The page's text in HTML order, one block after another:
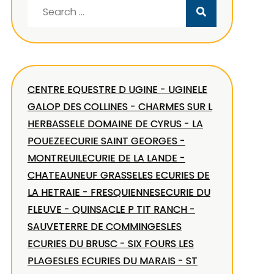
CENTRE EQUESTRE D UGINE - UGINELE
GALOP DES COLLINES - CHARMES SUR L
HERBASSELE DOMAINE DE CYRUS - LA
POUEZEECURIE SAINT GEORGES -
MONTREUILECURIE DE LA LANDE -
CHATEAUNEUF GRASSELES ECURIES DE
LA HETRAIE - FRESQUIENNESECURIE DU
FLEUVE - QUINSACLE P TIT RANCH -
SAUVETERRE DE COMMINGESLES
ECURIES DU BRUSC - SIX FOURS LES
PLAGESLES ECURIES DU MARAIS - ST